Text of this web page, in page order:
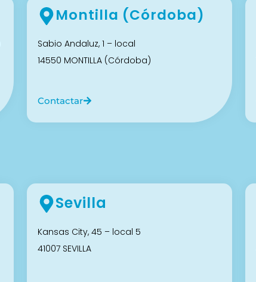
Montilla (Córdoba)
Sabio Andaluz, 1 – local
14550 MONTILLA (Córdoba)
Contactar
Sevilla
Kansas City, 45 – local 5
41007 SEVILLA